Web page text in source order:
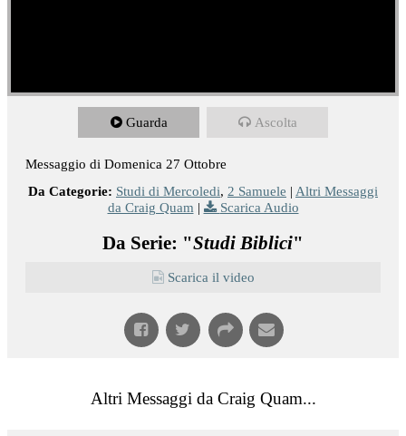
Guarda Ascolta
Messaggio di Domenica 27 Ottobre
Da Categorie: Studi di Mercoledi, 2 Samuele | Altri Messaggi
da Craig Quam| Scarica Audio
Da Serie: "Studi Biblici"
Scarica il video
Altri Messaggi da Craig Quam...